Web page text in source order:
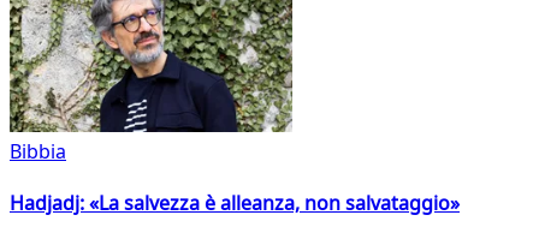
Bibbia
Hadjadj: «La salvezza è alleanza, non salvataggio»